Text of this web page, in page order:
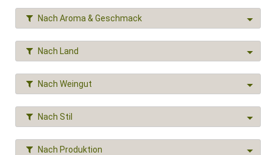
Nach Aroma & Geschmack
Nach Land
Nach Weingut
Nach Stil
Nach Produktion